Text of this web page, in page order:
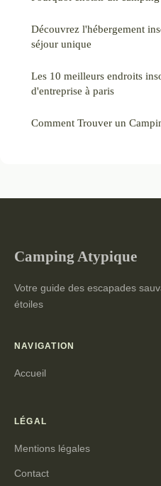
Découvrez l'hébergement
séjour unique
Les 10 meilleurs endroits
d'entreprise à paris
Comment Trouver un
Camping Atypique
Votre guide des escapades
étoiles
NAVIGATION
Accueil
LÉGAL
Mentions légales
Contact